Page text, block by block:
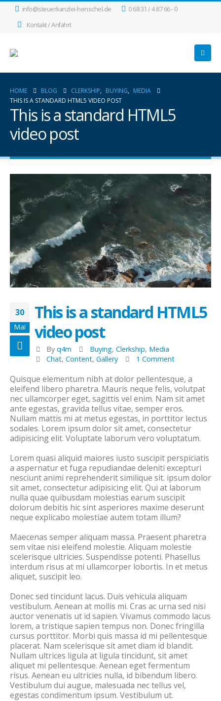
info@steuerkanzlei-henschel.de
0 68 31 / 4 87 66 - 0
Kontakt / Anfahrt
HOME BLOG CLERKSHIP, BUYING, MEDIA
THIS IS A STANDARD HTML5 VIDEO POST
This is a standard HTML5
video post
30
Mai
This is a standard HTML5
video post
By q4m Buying, Clerkship, Media
Chat,Content,Gallery 1 Comment
Quisque elementum nibh at dolor pellentesque, a
eleifend libero pharetra. Mauris neque felis, volutpat
nec ullamcorper eget, sagittis vel enim. Nam sit amet
ante egestas, gravida tellus vitae, semper eros.
Nullam mattis mi at metus egestas, in porttitor lectus
sodales. Lorem ipsum dolor sit amet, consectetur
adipisicing elit. Voluptate laborum vero voluptatum.
Lorem quasi aliquid maiores iusto suscipit perspiciatis
a aspernatur et fuga repudiandae deleniti excepturi
nesciunt animi reprehenderit similique sit. ipsum dolor
sit amet, consectetur adipisicing elit. Qui at laborum
nulla quae quibusdam molestias earum suscipit
dolorum debitis hic sint asperiores maxime deserunt
neque explicabo molestiae autem totam illum?
Maecenas semper aliquam massa. Praesent pharetra
sem vitae nisi eleifend molestie. Aliquam molestie
scelerisque ultricies. Suspendisse potenti. Phasellus
interdum risus at mi ullamcorper lobortis. In et metus
aliquet, suscipit leo.
Donec sed tincidunt lacus. Duis vehicula aliquam
vestibulum. Aenean at mollis mi. Cras ac urna sed nisi
auctor venenatis ut id sapien. Vivamus commodo lacus
lorem, a tristique sapien tempus non. Donec fringilla
cursus porttitor. Morbi quis massa id mi pellentesque
placerat. Nam scelerisque sit amet diam id blandit.
Nullam ultrices ligula at ligula tincidunt, sit amet
aliquet mi pellentesque. Aenean eget fermentum
risus. Aenean eu ultricies nulla, id bibendum libero.
Vestibulum dui augue, malesuada nec tellus vel,
egestas condimentum ipsum. Vestibulum ut.